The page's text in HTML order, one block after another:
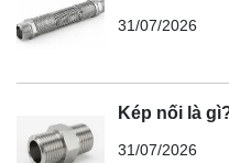
31/07/2026
Kép nối là
31/07/2026